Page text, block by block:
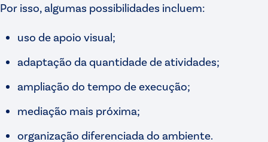
Por isso, algumas possibilidades incluem:
uso de apoio visual;
adaptação da quantidade de atividades;
ampliação do tempo de execução;
mediação mais próxima;
organização diferenciada do ambiente.